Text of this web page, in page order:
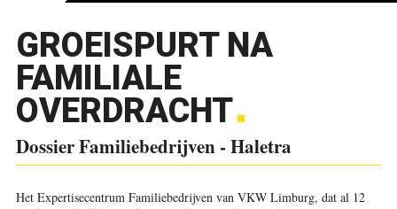
GROEISPURT NA
FAMILIALE
OVERDRACHT
Dossier Familiebedrijven - Haletra
Het Expertisecentrum Familiebedrijven van VKW Limburg, dat al 12